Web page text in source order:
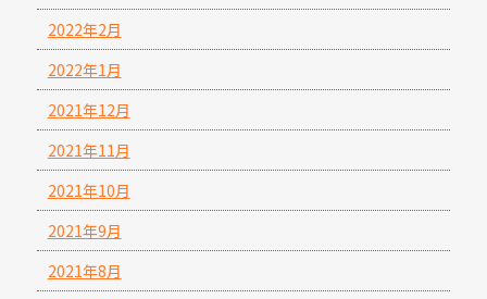
2022年2月
2022年1月
2021年12月
2021年11月
2021年10月
2021年9月
2021年8月